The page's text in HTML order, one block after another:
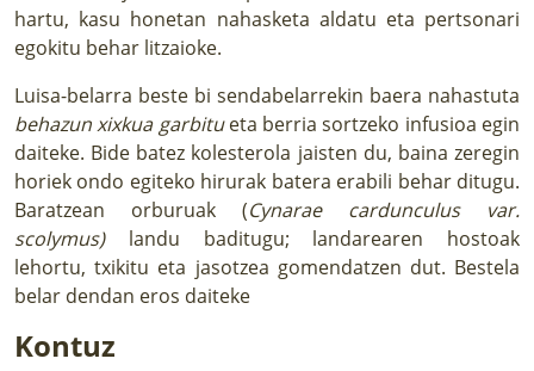
hartu, kasu honetan nahasketa aldatu eta pertsonari
egokitu behar litzaioke.
Luisa-belarra beste bi sendabelarrekin baera nahastuta
behazun xixkua garbitueta berria sortzeko infusioa egin
daiteke. Bide batez kolesterola jaisten du, baina zeregin
horiek ondo egiteko hirurak batera erabili behar ditugu.
Baratzean orburuak (Cynarae cardunculus var.
scolymus)landu baditugu; landarearen hostoak
lehortu, txikitu eta jasotzea gomendatzen dut. Bestela
belar dendan eros daiteke
Kontuz